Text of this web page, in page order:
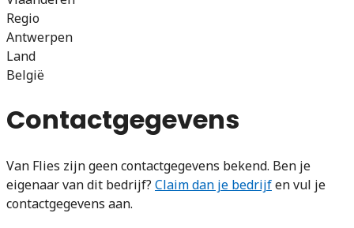
Regio
Antwerpen
Land
België
Contactgegevens
Van Flies zijn geen contactgegevens bekend. Ben je
eigenaar van dit bedrijf? Claim dan je bedrijfen vul je
contactgegevens aan.